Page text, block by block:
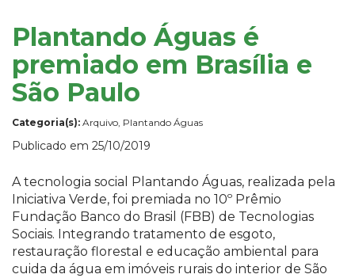
Plantando Águas é
premiado em Brasília e
São Paulo
Categoria(s): Arquivo, Plantando Águas
Publicado em 25/10/2019
A tecnologia social Plantando Águas, realizada pela
Iniciativa Verde, foi premiada no 10º Prêmio
Fundação Banco do Brasil (FBB) de Tecnologias
Sociais. Integrando tratamento de esgoto,
restauração florestal e educação ambiental para
cuida da água em imóveis rurais do interior de São